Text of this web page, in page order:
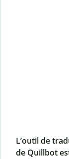
L’outil de
de Quillbot